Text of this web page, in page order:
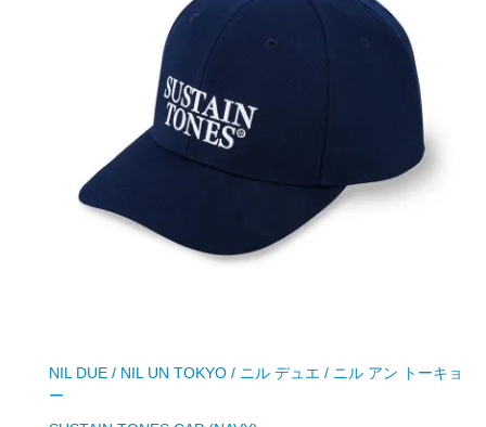
NIL DUE / NIL UN TOKYO / ニル デュエ / ニル アン トーキョ
ー